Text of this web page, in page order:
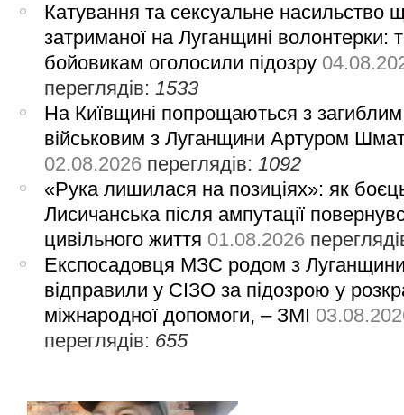
Катування та сексуальне насильство
затриманої на Луганщині волонтерки:
бойовикам оголосили підозру
переглядів:1533
На Київщині попрощаються з загиблим
військовим з Луганщини Артуром
02.08.2026 переглядів:1092
«Рука лишилася на позиціях»: як
Лисичанська після ампутації
цивільного життя 01.08.2026
Експосадовця МЗС родом з
відправили у СІЗО за підозрою у
міжнародної допомоги, – ЗМІ
переглядів: 655